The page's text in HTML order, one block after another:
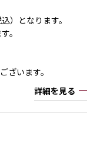
）となります。
。
ざいます。
詳細を見る